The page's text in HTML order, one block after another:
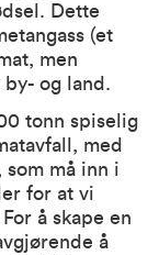
Dette
(et
men
og land.
tonn spiselig
med
må inn i
for at vi
å skape en
å